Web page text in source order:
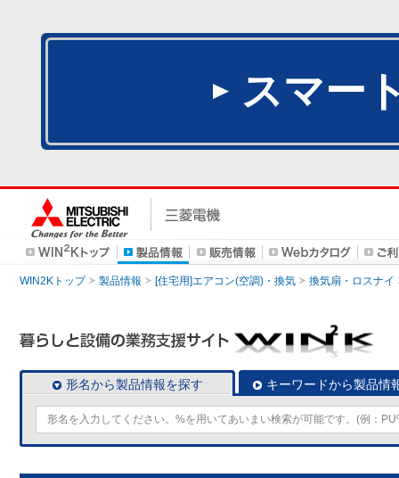
スマー
WIN2Kトップ 製品情報 [住宅用]エアコン(空調)・換気 換気扇・ロスナイ
形名から製品情報を探す キーワードから製品情